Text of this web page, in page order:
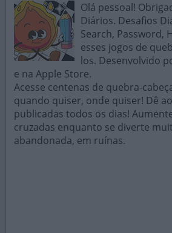
Olá pessoal!
Diários. Desafios
Search, Password,
esses jogos de
los. Desenvolvido
e na Apple Store.
Acesse centenas de quebra-
quando quiser, onde quiser! Dê
publicadas todos os dias!
cruzadas enquanto se diverte
abandonada, em ruínas.